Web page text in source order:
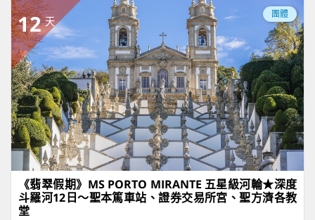
12 天
團體
《翡翠假期》MS PORTO MIRANTE 五星級河輪★深度
斗羅河12日～聖本篤車站、證券交易所宮、聖方濟各教
堂